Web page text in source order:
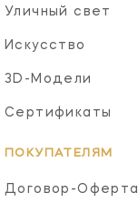
Уличный свет
Искусство
3D-Модели
Сертификаты
ПОКУПАТЕЛЯМ
Договор-Оферта